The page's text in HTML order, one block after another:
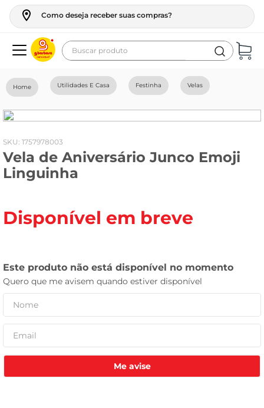
Como deseja receber suas compras?
Buscar produto
Utilidades E Casa Festinha Velas
: 1757978003
Vela de Aniversário Junco Emoji
Linguinha
Disponível em breve
Me avise
geladeira
fogao
café
cerveja
leite
celular